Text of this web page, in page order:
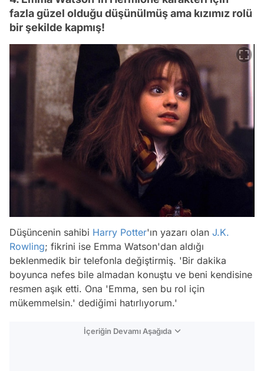
fazla güzel olduğu düşünülmüş ama kızımız rolü
bir şekilde kapmış!
Düşüncenin sahibi Harry Potter'ın yazarı olan J.K.
Rowling; fikrini ise Emma Watson'dan aldığı
beklenmedik bir telefonla değiştirmiş. 'Bir dakika
boyunca nefes bile almadan konuştu ve beni kendisine
resmen aşık etti. Ona 'Emma, sen bu rol için
mükemmelsin.' dediğimi hatırlıyorum.'
İçeriğin Devamı Aşağıda